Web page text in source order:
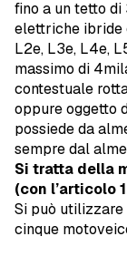
fino a un tetto di
elettriche ibride
L2e, L3e, L4e,
massimo di
contestuale
oppure oggetto
possiede da
sempre dal
Si tratta della
(con l’articolo
Si può utilizzare
cinque